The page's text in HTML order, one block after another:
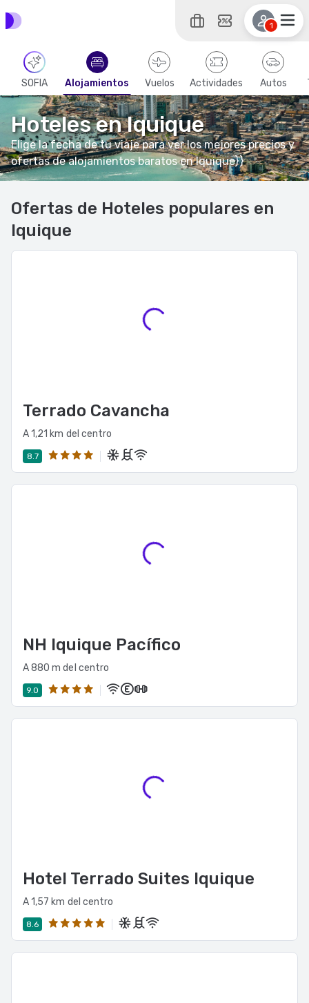
1
SOFIA Alojamientos Vuelos Actividades Autos
Hoteles en Iquique
Elige la fecha de tu viaje para ver los mejores precios y
ofertas de alojamientos baratos en Iquique}}
Ofertas de Hoteles populares en
Iquique
Terrado Cavancha
A 1,21 km del centro
8.7
NH Iquique Pacífico
A 880 m del centro
9.0
Hotel Terrado Suites Iquique
A 1,57 km del centro
8.6